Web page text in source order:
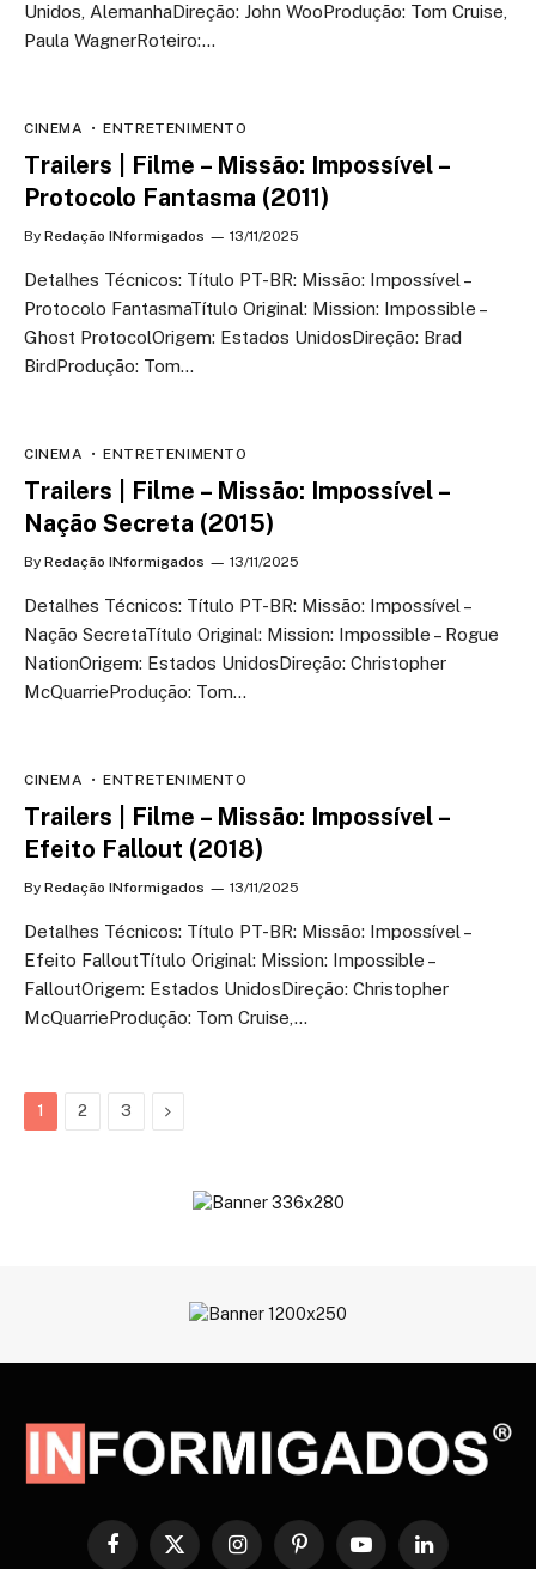
Unidos, AlemanhaDireção: John WooProdução: Tom Cruise,
Paula WagnerRoteiro:…
CINEMA ENTRETENIMENTO
Trailers | Filme – Missão: Impossível –
Protocolo Fantasma (2011)
By Redação INformigados 13/11/2025
Detalhes Técnicos: Título PT-BR: Missão: Impossível –
Protocolo FantasmaTítulo Original: Mission: Impossible –
Ghost ProtocolOrigem: Estados UnidosDireção: Brad
BirdProdução: Tom…
CINEMA ENTRETENIMENTO
Trailers | Filme – Missão: Impossível –
Nação Secreta (2015)
By Redação INformigados 13/11/2025
Detalhes Técnicos: Título PT-BR: Missão: Impossível –
Nação SecretaTítulo Original: Mission: Impossible – Rogue
NationOrigem: Estados UnidosDireção: Christopher
McQuarrieProdução: Tom…
CINEMA ENTRETENIMENTO
Trailers | Filme – Missão: Impossível –
Efeito Fallout (2018)
By Redação INformigados 13/11/2025
Detalhes Técnicos: Título PT-BR: Missão: Impossível –
Efeito FalloutTítulo Original: Mission: Impossible –
FalloutOrigem: Estados UnidosDireção: Christopher
McQuarrieProdução: Tom Cruise,…
1 2 3 Next
Facebook
X
InstagramPinterestYouTubeLinkedIn